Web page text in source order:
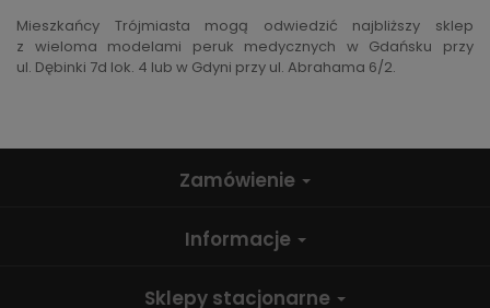
Mieszkańcy Trójmiasta mogą odwiedzić najbliższy sklep
z wieloma modelami peruk medycznych w Gdańsku przy
ul. Dębinki 7d lok. 4 lub w Gdyni przy ul. Abrahama 6/2.
Zamówienie
Informacje
Sklepy stacjonarne